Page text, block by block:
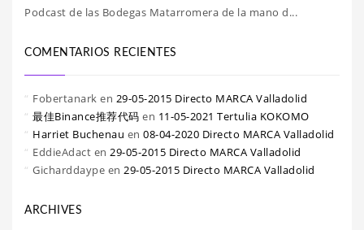
Podcast de las Bodegas Matarromera de la mano d...
COMENTARIOS RECIENTES
Fobertanark en 29-05-2015 Directo MARCA Valladolid
最佳Binance推荐代码 en 11-05-2021 Tertulia KOKOMO
Harriet Buchenau en 08-04-2020 Directo MARCA Valladolid
EddieAdact en 29-05-2015 Directo MARCA Valladolid
Gicharddaype en 29-05-2015 Directo MARCA Valladolid
ARCHIVES